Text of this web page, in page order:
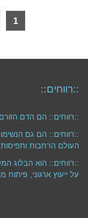
1
::רווחים::
::רווחים:: הם הדם
::רווחים:: הם גם
העולם הרחבות ותפיסות
::רווחים:: הוא הבלוג
על ייעוץ ארגוני, פיתוח